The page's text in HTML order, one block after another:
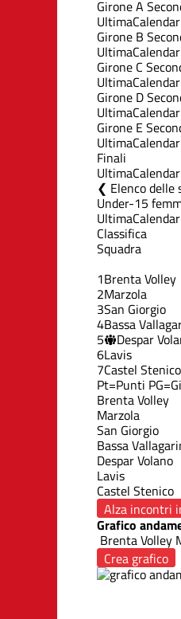
Girone A
Ultima
Girone B
Ultima
Girone C
Ultima
Girone D
Ultima
Girone E
Ultima
Finali
Ultima
Elenco delle
Under-15
Ultima
Classifica
Squadra
1Brenta Volley
2Marzola
3San Giorgio
4Bassa
5 Despar
6Lavis
7Castel Stenico
Pt=Punti
Brenta Volley
Marzola
San Giorgio
Bassa
Despar Volano
Lavis
Castel Stenico
Alza incontri
Grafico
Brenta Volley
Crea grafico